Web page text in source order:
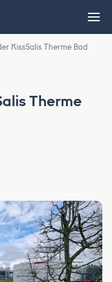
KissSalis Therme Bad
Therme